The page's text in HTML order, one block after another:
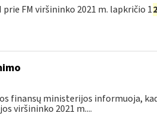
prie FM viršininko 2021 m. lapkričio 12
finansų ministerijos informuoja,
viršininko 2021 m....